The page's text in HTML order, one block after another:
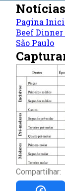
Notícias
Pagina
Beef
São Paulo
Compartilhar: